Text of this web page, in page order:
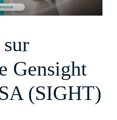
Gensight
(SIGHT)